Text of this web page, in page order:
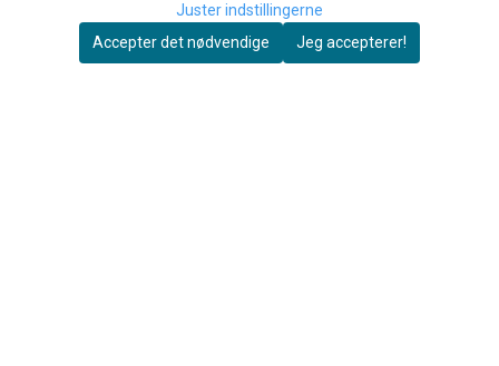
Juster indstillingerne
Accepter det nødvendige
Jeg accepterer!